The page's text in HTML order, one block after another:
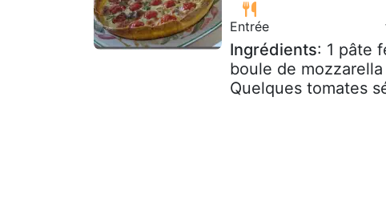
Entrée
Ingrédients: 1 pâte
boule de
Quelques tomates